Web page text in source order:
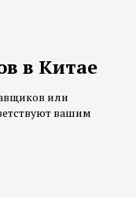
в Китае
или
вашим